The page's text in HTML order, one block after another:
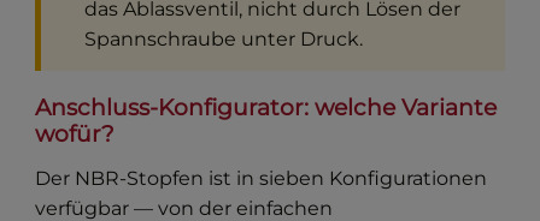
das Ablassventil, nicht durch Lösen der
Spannschraube unter Druck.
Anschluss-Konfigurator: welche Variante
wofür?
Der NBR-Stopfen ist in sieben Konfigurationen
verfügbar — von der einfachen